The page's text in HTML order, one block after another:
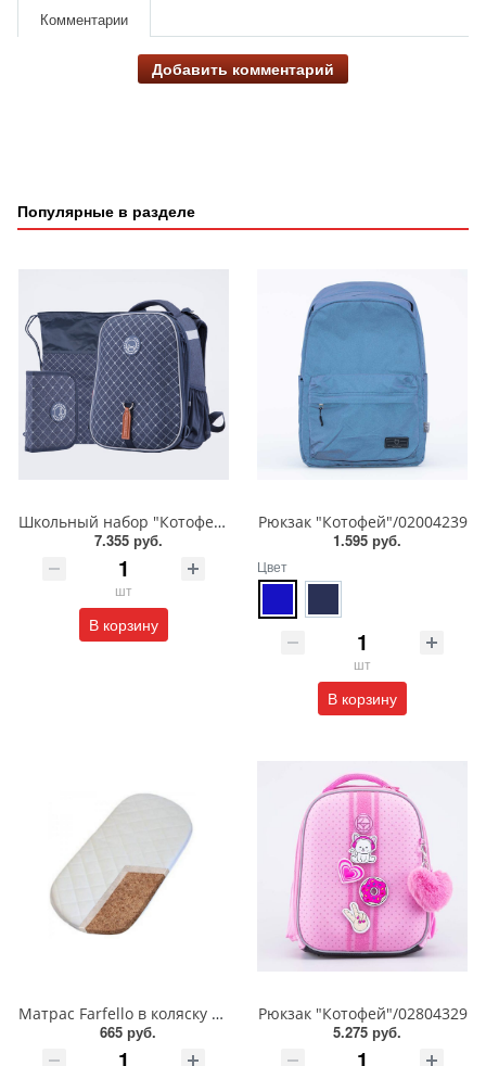
Комментарии
Добавить комментарий
Популярные в разделе
Школьный набор "Котофей"/Формованный рюкзак/Мешок для обуви/Пенал/02704338
7.355 руб.
шт
В корзину
Рюкзак "Котофей"/02004239
1.595 руб.
Цвет
шт
В корзину
Матрас Farfello в коляску 1 см/Кокос/80*39/FL1r
665 руб.
Рюкзак "Котофей"/02804329
5.275 руб.